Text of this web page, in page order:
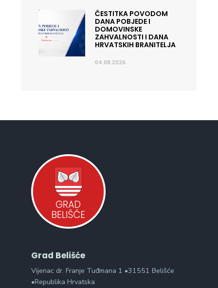
ČESTITKA POVODOM
DANA POBJEDE I
DOMOVINSKE
ZAHVALNOSTI I DANA
HRVATSKIH BRANITELJA
04.08.2026.
Grad Belišće
Vijenac dr. Franje Tuđmana 1 •31551 Belišće
•Republika Hrvatska